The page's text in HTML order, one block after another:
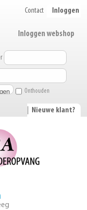
Contact Inloggen
Inloggen webshop
Onthouden
Nieuwe klant?